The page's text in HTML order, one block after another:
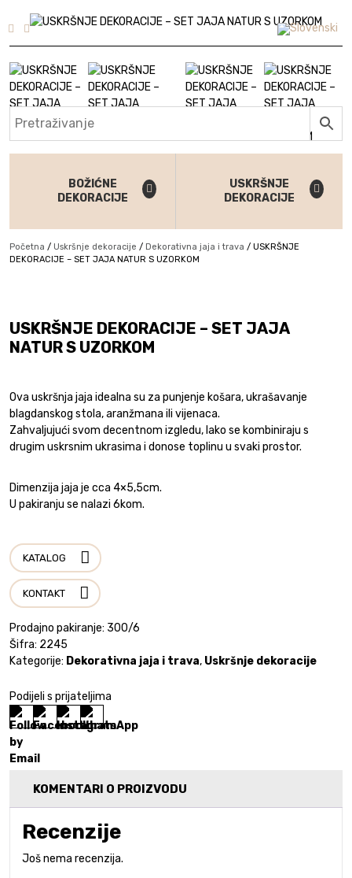
BOŽIĆNE
DEKORACIJE
USKRŠNJE
DEKORACIJE
Početna / Uskršnje dekoracije / Dekorativna jaja i trava / USKRŠNJE
DEKORACIJE – SET JAJA NATUR S UZORKOM
USKRŠNJE DEKORACIJE – SET JAJA
NATUR S UZORKOM
Ova uskršnja jaja idealna su za punjenje košara, ukrašavanje
blagdanskog stola, aranžmana ili vijenaca.
Zahvaljujući svom decentnom izgledu, lako se kombiniraju s
drugim uskrsnim ukrasima i donose toplinu u svaki prostor.
Dimenzija jaja je cca 4×5,5cm.
U pakiranju se nalazi 6kom.
KATALOG
KONTAKT
Prodajno pakiranje: 300/6
Šifra: 2245
Kategorije: Dekorativna jaja i trava, Uskršnje dekoracije
Podijeli s prijateljima
KOMENTARI O PROIZVODU
Recenzije
Još nema recenzija.